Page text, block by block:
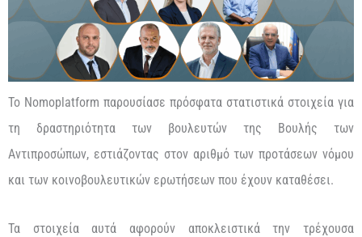
Το Nomoplatform παρουσίασε πρόσφατα στατιστικά στοιχεία για
τη δραστηριότητα των βουλευτών της Βουλής των
Αντιπροσώπων, εστιάζοντας στον αριθμό των προτάσεων νόμου
και των κοινοβουλευτικών ερωτήσεων που έχουν καταθέσει.
Τα στοιχεία αυτά αφορούν αποκλειστικά την τρέχουσα